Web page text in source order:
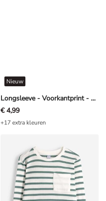
Longsleeve - Voorkantprint - Lichtgroen
Nieuw
€ 4,99
+17 extra kleuren